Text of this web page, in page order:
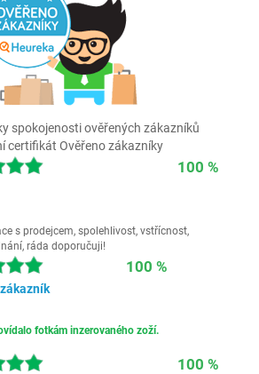
spokojenosti ověřených zákazníků
certifikát Ověřeno zákazníky
100 %
s prodejcem, spolehlivost, vstřícnost,
ráda doporučuji!
100 %
fotkám inzerovaného zoží.
100 %